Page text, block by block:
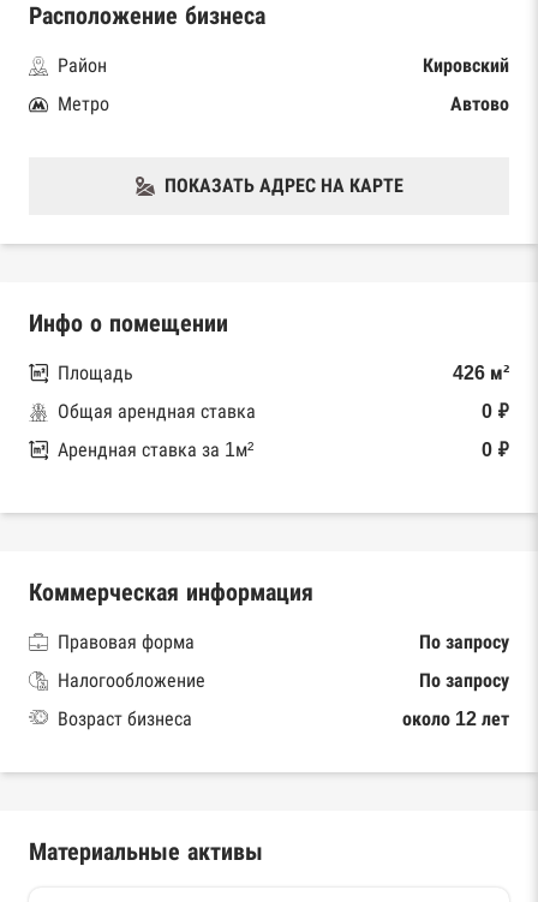
Расположение бизнеса
Район
Кировский
Метро
Автово
ПОКАЗАТЬ АДРЕС НА КАРТЕ
Инфо о помещении
Площадь
426 м²
Общая арендная ставка
0 ₽
Арендная ставка за 1м²
0 ₽
Коммерческая информация
Правовая форма
По запросу
Налогообложение
По запросу
Возраст бизнеса
около 12 лет
Материальные активы